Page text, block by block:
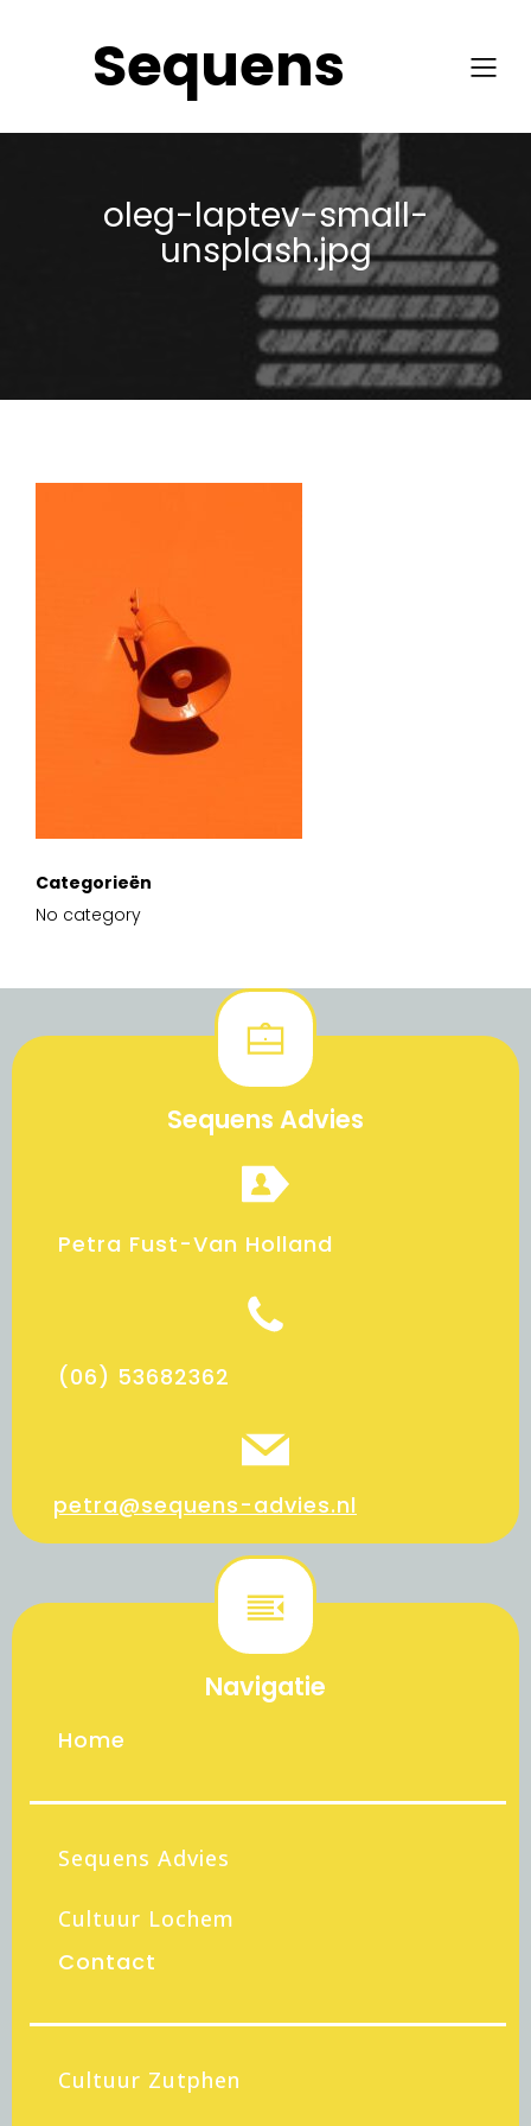
Sequens
oleg-laptev-small-
unsplash.jpg
Categorieën
No category
Sequens Advies
Petra Fust-Van Holland
(06) 53682362
petra@sequens-advies.nl
Navigatie
Home
Sequens Advies
Cultuur Lochem
Contact
Cultuur Zutphen